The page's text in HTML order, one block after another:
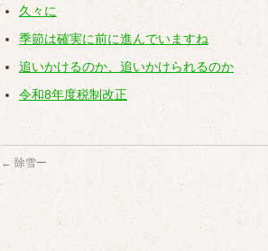
久々に
季節は確実に前に進んでいますね
追いかけるのか、追いかけられるのか
令和8年度税制改正
← 除雪ー